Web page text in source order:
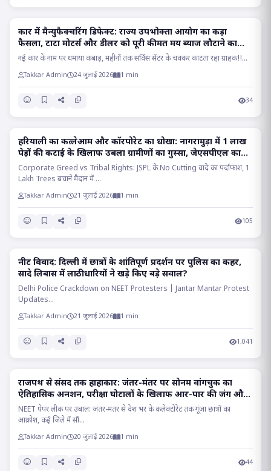
RAIPUR
कार में मैन्युफैक्चरिंग डिफेक्ट: राज्य उपभोक्ता आयोग का कड़ा
फैसला, टाटा मोटर्स और डीलर को पूरी कीमत मय ब्याज लौटाने का
आदेश..
नई कार के नाम पर थमाया कबाड़, महीनों तक सर्विस सेंटर के चक्कर काटता रहा ग्राहक!!...
Takkar Admin 24 जुलाई 2026 1 min
34
RAIGARH
हरियाली का कत्लेआम और कॉरपोरेट का धोखा: नागरामुड़ा में 1 लाख
पेड़ों की कटाई के खिलाफ उबला ग्रामीणों का गुस्सा, जेएसपीएल का
वादा निकला सफेद झूठ!!
Corporate Greed vs Tribal Rights: JSPL के No Cutting वादे का पर्दाफाश, 1
Lakh Trees बचाने मैदान में ...
Takkar Admin 21 जुलाई 2026 1 min
105
POLITICS
​नीट विवाद: दिल्ली में छात्रों के शांतिपूर्ण प्रदर्शन पर पुलिस का कहर,
सादे लिबास में लाठीधारियों ने खड़े किए बड़े सवाल?
Delhi Police Crackdown on NEET Protesters | Jantar Mantar Protest
Updates...
Takkar Admin 21 जुलाई 2026 1 min
1,041
NATIONAL
राजपथ से संसद तक हाहाकार: जंतर-मंतर पर सोनम वांगचुक का
ऐतिहासिक अनशन, परीक्षा घोटालों के खिलाफ आर-पार की जंग और
संसद मार्च का प्रचंड शंखनाद..
NEET पेपर लीक पर उबाल: जंतर-मंतर से देश भर के कलेक्टोरेट तक गूंजा छात्रों का
आक्रोश, कई जिले में सौं...
Takkar Admin 20 जुलाई 2026 1 min
44